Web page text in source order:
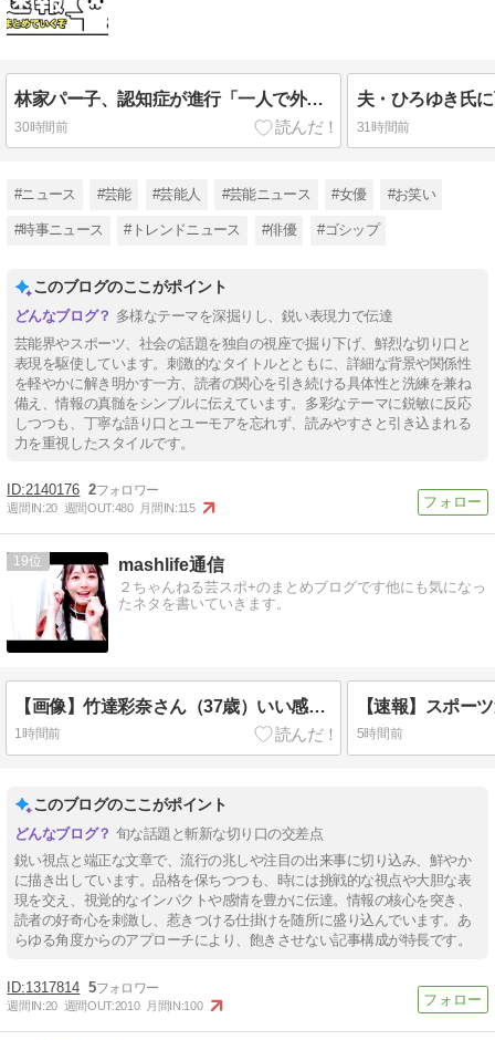
林家パー子、認知症が進行「一人で外出られない」難聴で夫・ペーと「筆談」…自宅全焼から約1年
30時間前 31時間前
#ニュース #芸能 #芸能人 #芸能ニュース #女優 #お笑い
#時事ニュース #トレンドニュース #俳優 #ゴシップ
このブログのここがポイント
多様なテーマを深掘りし、鋭い表現力で伝達
芸能界やスポーツ、社会の話題を独自の視座で掘り下げ、鮮烈な切り口と
表現を駆使しています。刺激的なタイトルとともに、詳細な背景や関係性
を軽やかに解き明かす一方、読者の関心を引き続ける具体性と洗練を兼ね
備え、情報の真髄をシンプルに伝えています。多彩なテーマに鋭敏に反応
しつつも、丁寧な語り口とユーモアを忘れず、読みやすさと引き込まれる
力を重視したスタイルです。
2140176 2
週間IN:20 週間OUT:480 月間IN:115
19 mashlife通信
２ちゃんねる芸スポ+のまとめブログです他にも気になっ
たネタを書いていきます。
【画像】竹達彩奈さん（37歳）いい感じに熟す
1時間前 5時間前
このブログのここがポイント
旬な話題と斬新な切り口の交差点
鋭い視点と端正な文章で、流行の兆しや注目の出来事に切り込み、鮮やか
に描き出しています。品格を保ちつつも、時には挑戦的な視点や大胆な表
現を交え、視覚的なインパクトや感情を豊かに伝達。情報の核心を突き、
読者の好奇心を刺激し、惹きつける仕掛けを随所に盛り込んでいます。あ
らゆる角度からのアプローチにより、飽きさせない記事構成が特長です。
1317814 5
週間IN:20 週間OUT:2010 月間IN:100